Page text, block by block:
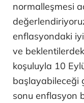
normalleşmesi
enflasyondaki
ve
koşuluyla 10
başlayabileceği
sonu enflasyon